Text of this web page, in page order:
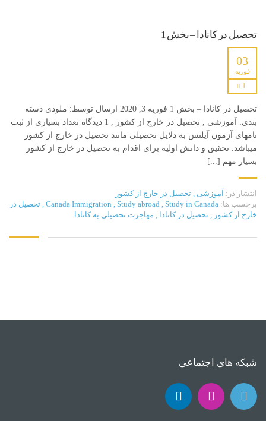
تحصیل در کانادا – بخش 1
03
فوریه
1
تحصیل در کانادا – بخش 1 فوریه 3, 2020 ارسال توسط: ملودی دسته
بندی: آموزشی , تحصیل در خارج از کشور , 1 دیدگاه تعداد بسیاری از ثبت
نامهای آزمون آیلتس به دلایل تحصیلی مانند تحصیل در خارج از کشور
میباشد. تحقیق و دانش اولیه برای اقدام به تحصیل در خارج از کشور
بسیار مهم [...]
انتشار در: آموزشی , تحصیل در خارج از کشور
برچسب ها:
Canada Immigration , Study abroad , Study in Canada
, تحصیل در
خارج از کشور , تحصیل در کانادا , مهاجرت تحصیلی به کانادا
شبکه های اجتماعی